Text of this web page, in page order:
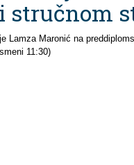
stručnom
Lamza Maronić na
11:30)